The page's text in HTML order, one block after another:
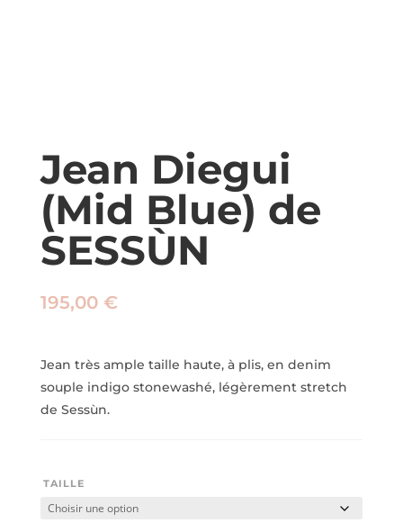
Jean Diegui
(Mid Blue) de
SESSÙN
195,00 €
Jean très ample taille haute, à plis, en denim
souple indigo stonewashé, légèrement stretch
de Sessùn.
TAILLE